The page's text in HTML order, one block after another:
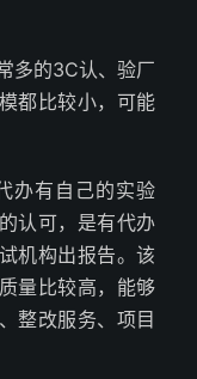
多的3C认、验厂
都比较小，可能
办有自己的实验
认可，是有代办
机构出报告。该
量比较高，能够
整改服务、项目